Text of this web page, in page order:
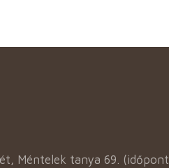
Méntelek tanya 69. (időpont